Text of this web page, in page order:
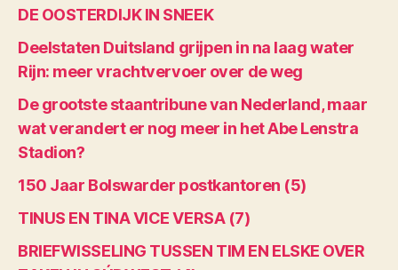
DE OOSTERDIJK IN SNEEK
Deelstaten Duitsland grijpen in na laag water
Rijn: meer vrachtvervoer over de weg
De grootste staantribune van Nederland, maar
wat verandert er nog meer in het Abe Lenstra
Stadion?
150 Jaar Bolswarder postkantoren (5)
TINUS EN TINA VICE VERSA (7)
BRIEFWISSELING TUSSEN TIM EN ELSKE OVER